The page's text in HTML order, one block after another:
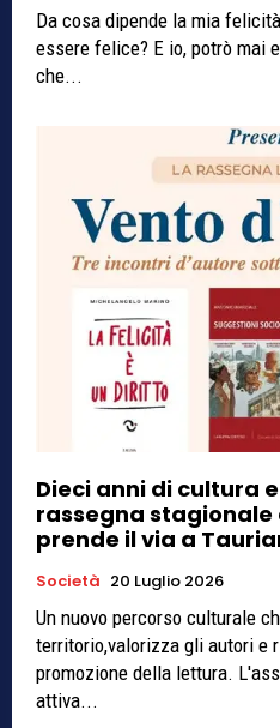
Da cosa dipende la mia
essere felice? E io, potrò mai
che...
Dieci anni di cultura
rassegna stagionale
prende il via a
Società 20 Luglio 2026
Un nuovo percorso culturale
territorio,valorizza gli autori e
promozione della lettura.
attiva...